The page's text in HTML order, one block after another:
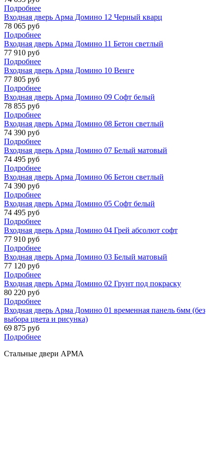
Подробнее
Входная дверь Арма Домино 12 Черный кварц
78 065 руб
Подробнее
Входная дверь Арма Домино 11 Бетон светлый
77 910 руб
Подробнее
Входная дверь Арма Домино 10 Венге
77 805 руб
Подробнее
Входная дверь Арма Домино 09 Софт белый
78 855 руб
Подробнее
Входная дверь Арма Домино 08 Бетон светлый
74 390 руб
Подробнее
Входная дверь Арма Домино 07 Белый матовый
74 495 руб
Подробнее
Входная дверь Арма Домино 06 Бетон светлый
74 390 руб
Подробнее
Входная дверь Арма Домино 05 Софт белый
74 495 руб
Подробнее
Входная дверь Арма Домино 04 Грей абсолют софт
77 910 руб
Подробнее
Входная дверь Арма Домино 03 Белый матовый
77 120 руб
Подробнее
Входная дверь Арма Домино 02 Грунт под покраску
80 220 руб
Подробнее
Входная дверь Арма Домино 01 временная панель 6мм (без
выбора цвета и рисунка)
69 875 руб
Подробнее
Стальные двери АРМА